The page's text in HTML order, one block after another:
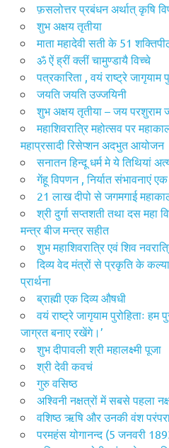
फ़सलोत्तर प्रबंधन अर्थात् कृषि
शुभ अक्षय तृतीया
माता महादेवी सती के 51
ॐ ऐं ह्रीं क्लीं चामुण्डायै विच्चे
पत्रकारिता , वयं राष्ट्रे जागृयाम
जयति जयति उज्जयिनी
शुभ अक्षय तृतीया – जय परशुराम
महाशिवरात्रि महोत्सव पर
महाप्रसादी रिसेप्शन अदभुत आयोजन
सनातन हिन्दू धर्म मे ये तिथियां
गेंहू विपणन , निर्यात संभावनाएं एक
21 लाख दीपो से जगमगाई
श्री दुर्गा सप्तशती तथा दस महा
मन्त्र बीज मन्त्र सहीत
शुभ महाशिवरात्रि एवं शिव
दिव्य वेद मंत्रों से प्रकृति के
प्रार्थना
ब्राह्मी एक दिव्य औषधी
वयं राष्ट्रे जागृयाम पुरोहिताः
जाग्रत बनाए रखेंगे।’
शुभ दीपावली श्री महालक्ष्मी पूजा
श्री देवी कवचं
गुरु वसिष्ठ
अश्विनी नक्षत्रों में सबसे पहला
वशिष्ठ ऋषि और उनकी वंश
परमहंस योगानन्द (5 जनवरी